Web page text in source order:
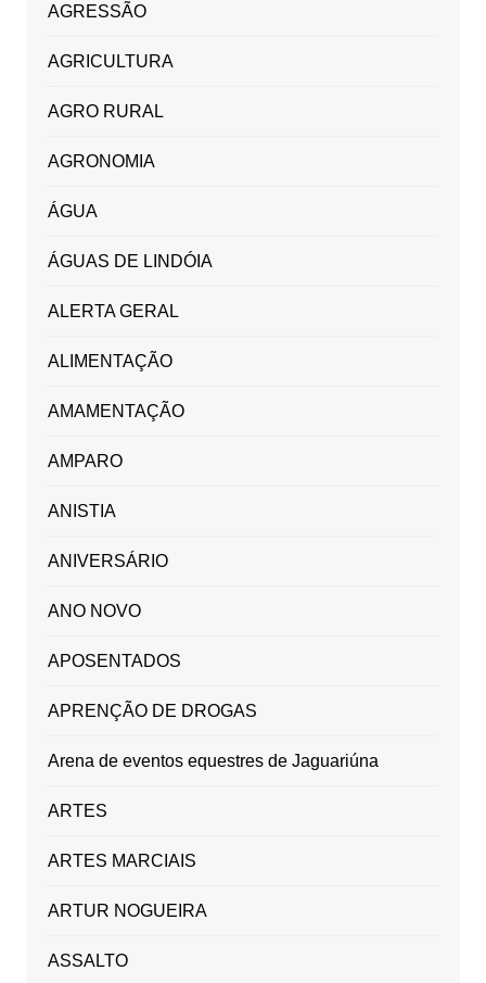
AGRESSÃO
AGRICULTURA
AGRO RURAL
AGRONOMIA
ÁGUA
ÁGUAS DE LINDÓIA
ALERTA GERAL
ALIMENTAÇÃO
AMAMENTAÇÃO
AMPARO
ANISTIA
ANIVERSÁRIO
ANO NOVO
APOSENTADOS
APRENÇÃO DE DROGAS
Arena de eventos equestres de Jaguariúna
ARTES
ARTES MARCIAIS
ARTUR NOGUEIRA
ASSALTO